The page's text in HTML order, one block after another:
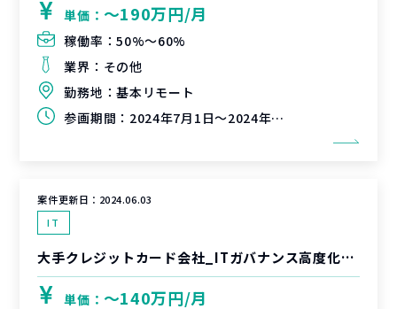
単価： 〜190万円/月
稼働率：50%〜60%
業界： その他
勤務地：基本リモート
参画期間： 2024年7月1日～2024年10月31日（延長可能性有）
案件更新日： 2024.06.03
IT
大手クレジットカード会社_ITガバナンス高度化支援
単価： 〜140万円/月